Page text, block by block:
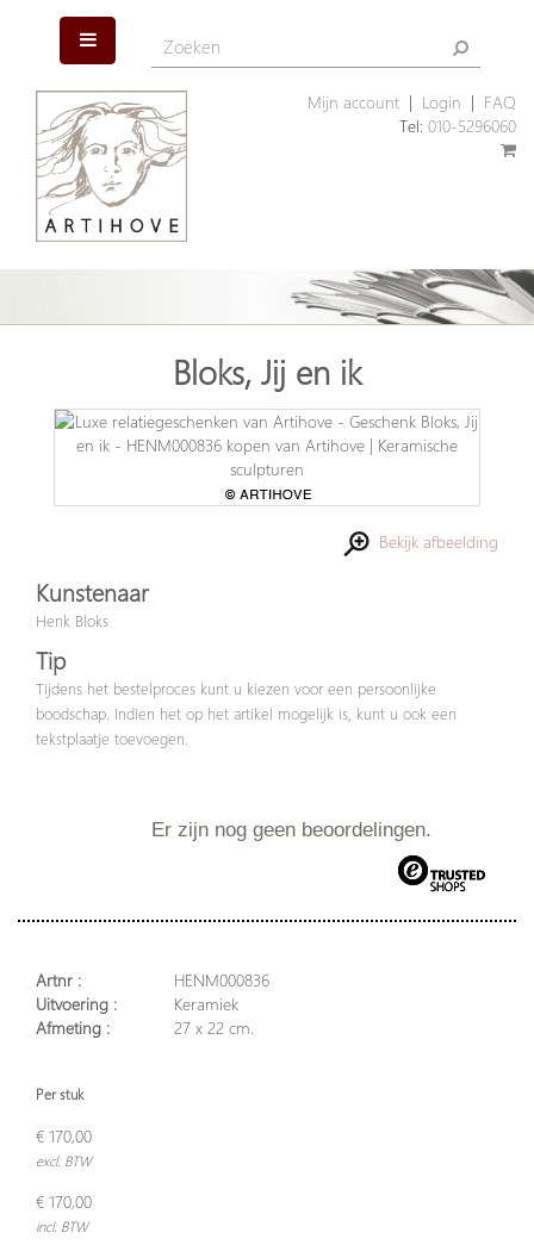
Mijn account| Login
FAQ
Tel: 010-5296060
Bloks, Jij en ik
Bekijk afbeelding
Kunstenaar
Henk Bloks
Tip
Tijdens het bestelproces kunt u kiezen voor een persoonlijke
boodschap. Indien het op het artikel mogelijk is, kunt u ook een
tekstplaatje toevoegen.
Er zijn nog geen beoordelingen.
Artnr :
HENM000836
Uitvoering :
Keramiek
Afmeting :
27 x 22 cm.
Per stuk
€ 170,00
excl. BTW
€ 170,00
incl. BTW